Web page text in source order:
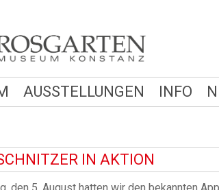
AUSSTELLUNGEN INFO
IN AKTION